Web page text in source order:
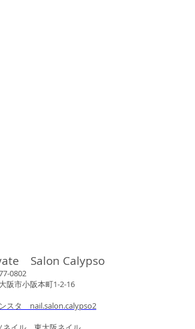
Salon Calypso
市小阪本町1-2-16
タ nail.salon.calypso2